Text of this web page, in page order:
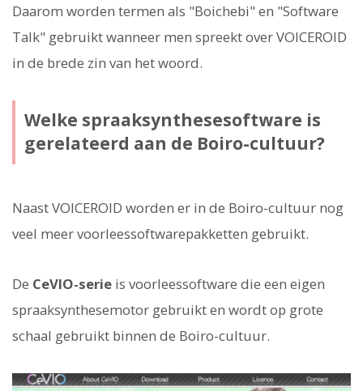
Daarom worden termen als "Boichebi" en "Software
Talk" gebruikt wanneer men spreekt over VOICEROID
in de brede zin van het woord.
Welke spraaksynthesesoftware is
gerelateerd aan de Boiro-cultuur?
Naast VOICEROID worden er in de Boiro-cultuur nog
veel meer voorleessoftwarepakketten gebruikt.
De CeVIO-serie is voorleessoftware die een eigen
spraaksynthesemotor gebruikt en wordt op grote
schaal gebruikt binnen de Boiro-cultuur.